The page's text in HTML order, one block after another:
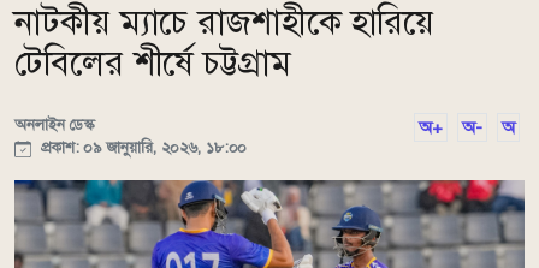
নাটকীয় ম্যাচে রাজশাহীকে হারিয়ে
টেবিলের শীর্ষে চট্টগ্রাম
অনলাইন ডেস্ক
প্রকাশ: ০৯ জানুয়ারি, ২০২৬, ১৮:০০
অ+ অ- অ